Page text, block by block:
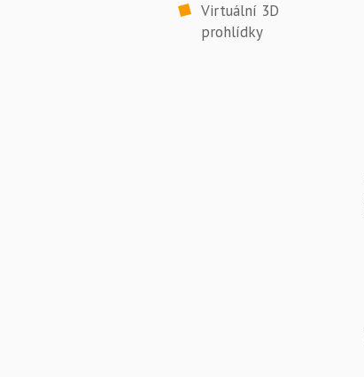
Virtuální 3D
prohlídky